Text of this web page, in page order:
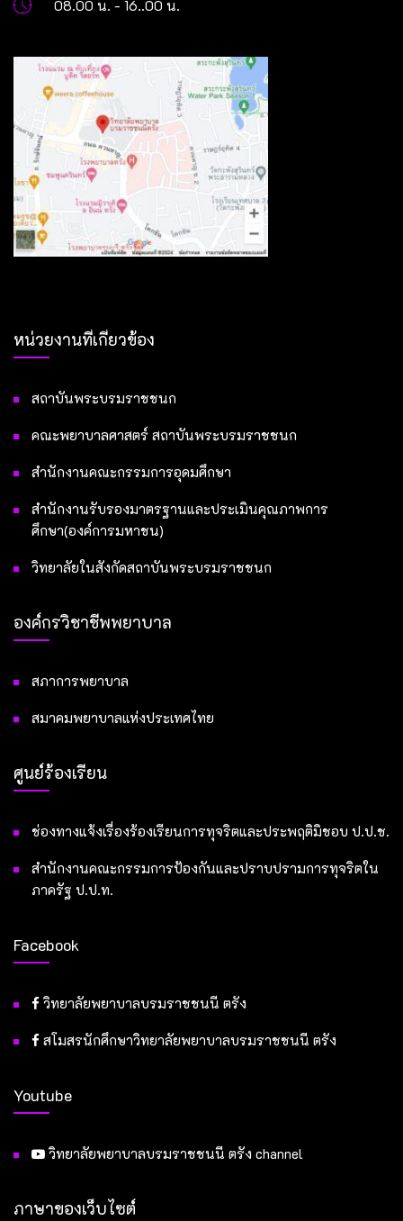
08.00 น. - 16..00 น.
หน่วยงานที่เกี่ยวข้อง
สถาบันพระบรมราชชนก
คณะพยาบาลศาสตร์ สถาบันพระบรมราชชนก
สำนักงานคณะกรรมการอุดมศึกษา
สำนักงานรับรองมาตรฐานและประเมินคุณภาพการ
ศึกษา(องค์การมหาชน)
วิทยาลัยในสังกัดสถาบันพระบรมราชชนก
องค์กรวิชาชีพพยาบาล
สภาการพยาบาล
สมาคมพยาบาลแห่งประเทศไทย
ศูนย์ร้องเรียน
ช่องทางแจ้งเรื่องร้องเรียนการทุจริตและประพฤติมิชอบ ป.ป.ช.
สำนักงานคณะกรรมการป้องกันและปราบปรามการทุจริตใน
ภาครัฐ ป.ป.ท.
Facebook
วิทยาลัยพยาบาลบรมราชชนนี ตรัง
สโมสรนักศึกษาวิทยาลัยพยาบาลบรมราชชนนี ตรัง
Youtube
วิทยาลัยพยาบาลบรมราชชนนี ตรัง channel
ภาษาของเว็บไซต์